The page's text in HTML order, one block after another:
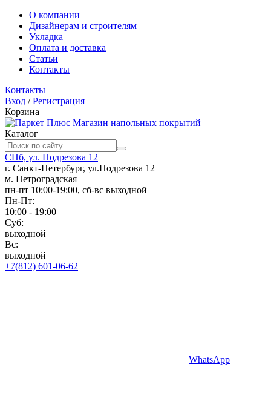
О компании
Дизайнерам и строителям
Укладка
Оплата и доставка
Статьи
Контакты
Контакты
Вход /Регистрация
Корзина
Магазин напольных покрытий
Каталог
СПб, ул. Подрезова 12
г. Санкт-Петербург, ул.Подрезова 12
м. Петроградская
пн-пт 10:00-19:00, сб-вс выходной
Пн-Пт:
10:00 - 19:00
Суб:
выходной
Вс:
выходной
+7(812) 601-06-62
WhatsApp